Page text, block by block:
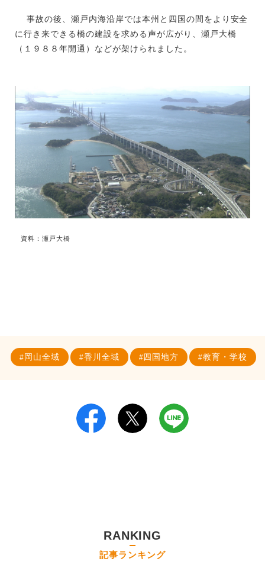
事故の後、瀬戸内海沿岸では本州と四国の間をより安全
に行き来できる橋の建設を求める声が広がり、瀬戸大橋
（１９８８年開通）などが架けられました。
資料：瀬戸大橋
岡山全域 香川全域 四国地方 教育・学校
RANKING
記事ランキング